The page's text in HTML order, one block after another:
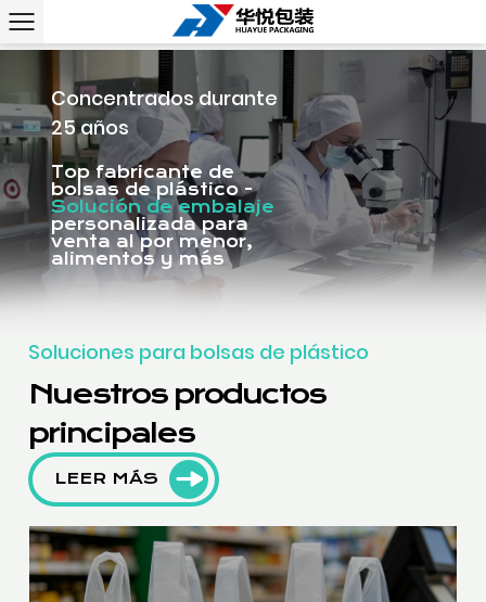
Concentrados durante
25 años
Top fabricante de
bolsas de plástico -
Solución de embalaje
personalizada para
venta al por menor,
alimentos y más
Soluciones para bolsas de plástico
Nuestros productos
principales
LEER MÁS